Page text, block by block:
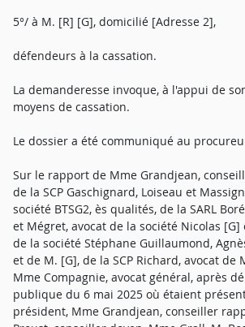
5°/ à M. [R] [G], domicilié [Adresse 2],
défendeurs à la cassation.
La demanderesse invoque, à l'appui de
moyens de cassation.
Le dossier a été communiqué au
Sur le rapport de Mme Grandjean,
de la SCP Gaschignard, Loiseau et
société BTSG2, ès qualités, de la SARL
et Mégret, avocat de la société Nicolas [G]
de la société Stéphane Guillaumond,
et de M. [G], de la SCP Richard, avocat de
Mme Compagnie, avocat général, après
publique du 6 mai 2025 où étaient
président, Mme Grandjean, conseiller